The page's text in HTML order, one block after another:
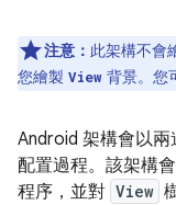
注意： 此架構不會
您繪製 View 背景。您
Android 架構會以
配置過程。該架構
程序，並對 View